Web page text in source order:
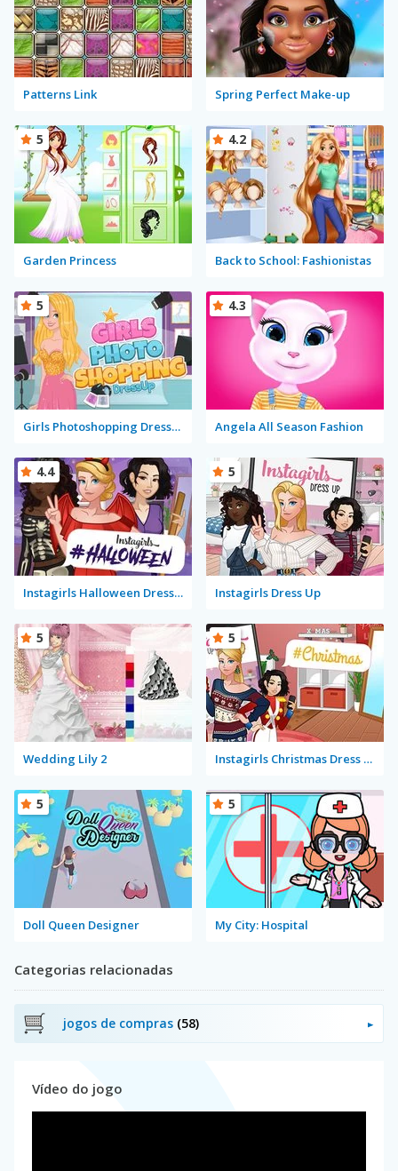
Patterns Link Spring Perfect Make-up
Garden Princess
5
Back to School: Fashionistas
4.2
Girls Photoshopping Dressup
5
Angela All Season Fashion
4.3
Instagirls Halloween Dress Up
4.4
Instagirls Dress Up
5
Wedding Lily 2
5
Instagirls Christmas Dress Up
5
Doll Queen Designer
5
My City: Hospital
5
Categorias relacionadas
jogos de compras (58)
Vídeo do jogo